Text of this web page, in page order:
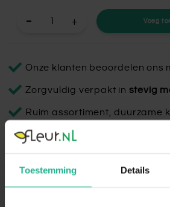
Toestemming Details
+ Voeg
Onze klanten beoordelen ons
Zorgvuldig verpakt in stevig
Ruim assortiment, duurzame
De prachtige collectie metalen